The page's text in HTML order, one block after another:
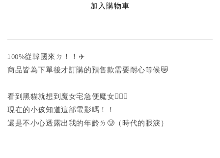
加入購物車
100%從韓國來ㄉ！！✈️
商品皆為下單後才訂購的預售款需要耐心等候😿
看到黑貓就想到魔女宅急便魔女🧙🏻‍♀️
現在的小孩知道這部電影嗎！！
還是不小心透露出我的年齡ㄌ🥲（時代的眼淚）